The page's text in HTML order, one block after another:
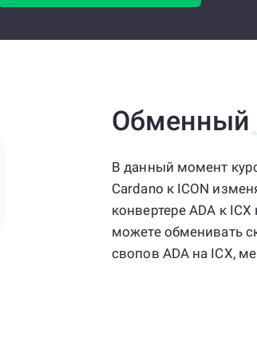
Обменный
В данный момент
Cardano к ICON
конвертере ADA к
можете обменивать
свопов ADA на ICX,